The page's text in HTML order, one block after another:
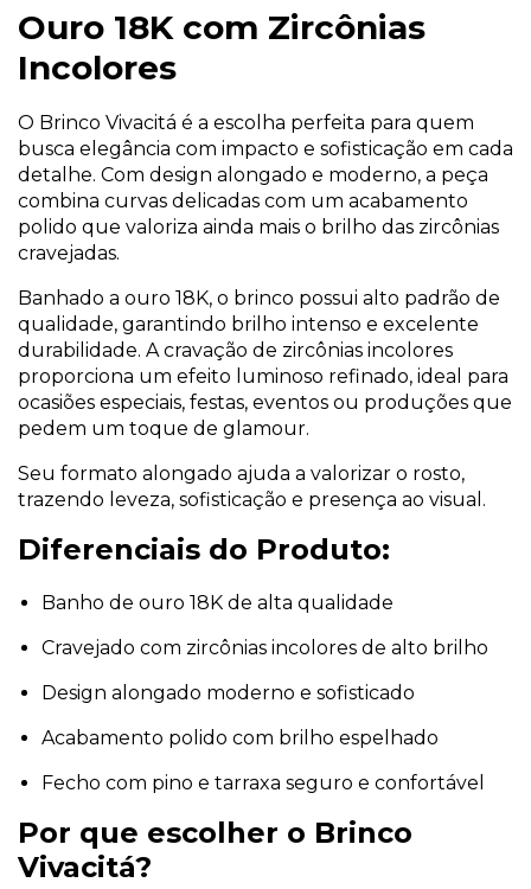
Ouro 18K com Zircônias
Incolores
O Brinco Vivacitá é a escolha perfeita para quem
busca elegância com impacto e sofisticação em cada
detalhe. Com design alongado e moderno, a peça
combina curvas delicadas com um acabamento
polido que valoriza ainda mais o brilho das zircônias
cravejadas.
Banhado a ouro 18K, o brinco possui alto padrão de
qualidade, garantindo brilho intenso e excelente
durabilidade. A cravação de zircônias incolores
proporciona um efeito luminoso refinado, ideal para
ocasiões especiais, festas, eventos ou produções que
pedem um toque de glamour.
Seu formato alongado ajuda a valorizar o rosto,
trazendo leveza, sofisticação e presença ao visual.
Diferenciais do Produto:
Banho de ouro 18K de alta qualidade
Cravejado com zircônias incolores de alto brilho
Design alongado moderno e sofisticado
Acabamento polido com brilho espelhado
Fecho com pino e tarraxa seguro e confortável
Por que escolher o Brinco
Vivacitá?